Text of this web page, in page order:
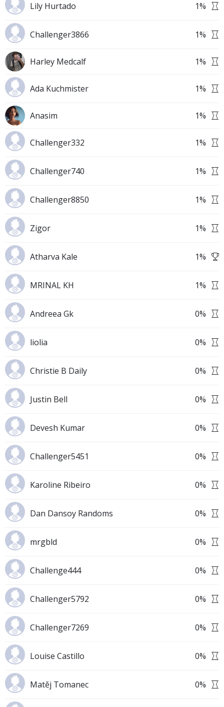
Lily Hurtado 1%
Challenger3866 1%
Harley Medcalf 1%
Ada Kuchmister 1%
Anasim 1%
Challenger332 1%
Challenger740 1%
Challenger8850 1%
Zigor 1%
Atharva Kale 1%
MRINAL KH 1%
Andreea Gk 0%
liolia 0%
Christie B Daily 0%
Justin Bell 0%
Devesh Kumar 0%
Challenger5451 0%
Karoline Ribeiro 0%
Dan Dansoy Randoms 0%
mrgbld 0%
Challenge444 0%
Challenger5792 0%
Challenger7269 0%
Louise Castillo 0%
Matěj Tomanec 0%